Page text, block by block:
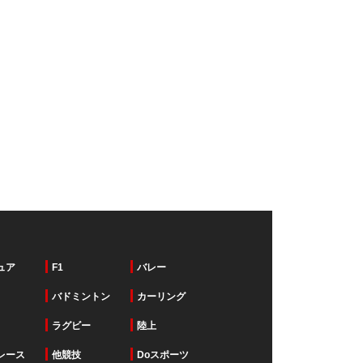
ア F1 バレー
バドミントン カーリング
ラグビー 陸上
ース 他競技 Doスポーツ